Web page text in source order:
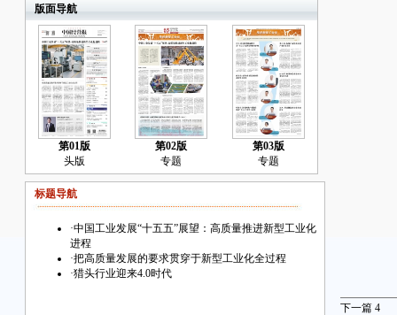
版面导航
第01版
头版
第02版
专题
第03版
专题
标题导航
·中国工业发展“十五五”展望：高质量推进新型工业化
进程
·把高质量发展的要求贯穿于新型工业化全过程
·猎头行业迎来4.0时代
下一篇 4